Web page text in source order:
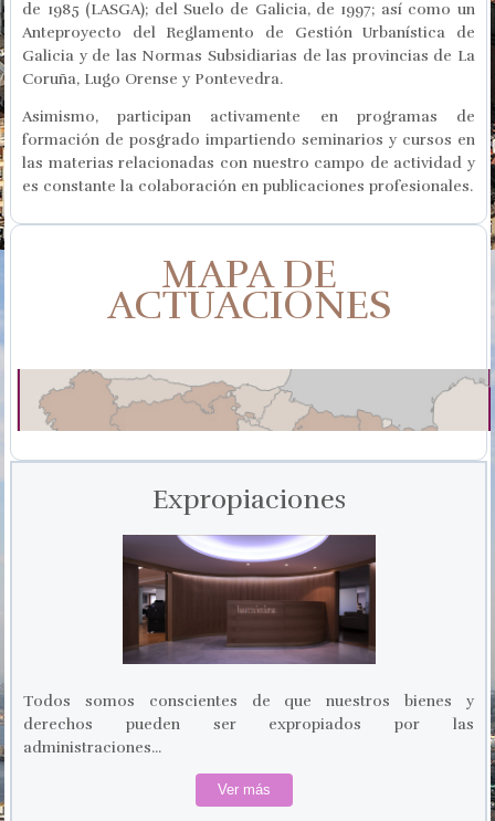
de 1985 (LASGA); del Suelo de Galicia, de 1997; así como un
Anteproyecto del Reglamento de Gestión Urbanística de
Galicia y de las Normas Subsidiarias de las provincias de La
Coruña, Lugo Orense y Pontevedra.
Asimismo, participan activamente en programas de
formación de posgrado impartiendo seminarios y cursos en
las materias relacionadas con nuestro campo de actividad y
es constante la colaboración en publicaciones profesionales.
MAPA DE
ACTUACIONES
Expropiaciones
Todos somos conscientes de que nuestros bienes y
derechos pueden ser expropiados por las
administraciones...
Ver más